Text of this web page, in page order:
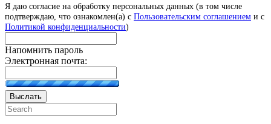
Я даю согласие на обработку персональных данных (в том числе
подтверждаю, что ознакомлен(а) с Пользовательским соглашением и с
Политикой конфиденциальности)
Напомнить пароль
Электронная почта:
Выслать